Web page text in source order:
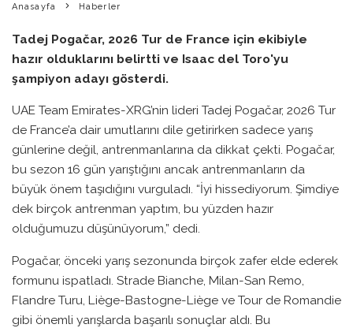
Anasayfa Haberler
Tadej Pogačar, 2026 Tur de France için ekibiyle
hazır olduklarını belirtti ve Isaac del Toro'yu
şampiyon adayı gösterdi.
UAE Team Emirates-XRG’nin lideri Tadej Pogačar, 2026 Tur
de France’a dair umutlarını dile getirirken sadece yarış
günlerine değil, antrenmanlarına da dikkat çekti. Pogačar,
bu sezon 16 gün yarıştığını ancak antrenmanların da
büyük önem taşıdığını vurguladı. “İyi hissediyorum. Şimdiye
dek birçok antrenman yaptım, bu yüzden hazır
olduğumuzu düşünüyorum,” dedi.
Pogačar, önceki yarış sezonunda birçok zafer elde ederek
formunu ispatladı. Strade Bianche, Milan-San Remo,
Flandre Turu, Liège-Bastogne-Liège ve Tour de Romandie
gibi önemli yarışlarda başarılı sonuçlar aldı. Bu